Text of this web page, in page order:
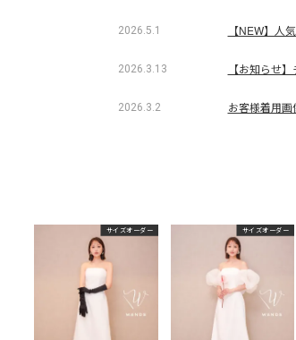
2026.5.1 【NEW】人
2026.3.13 【お知らせ
2026.3.2 お客様着用画
サイズオーダー サイズオーダー